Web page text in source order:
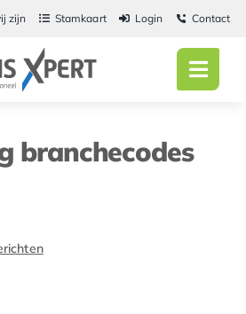
zijn Stamkaart Login Contact
branchecodes